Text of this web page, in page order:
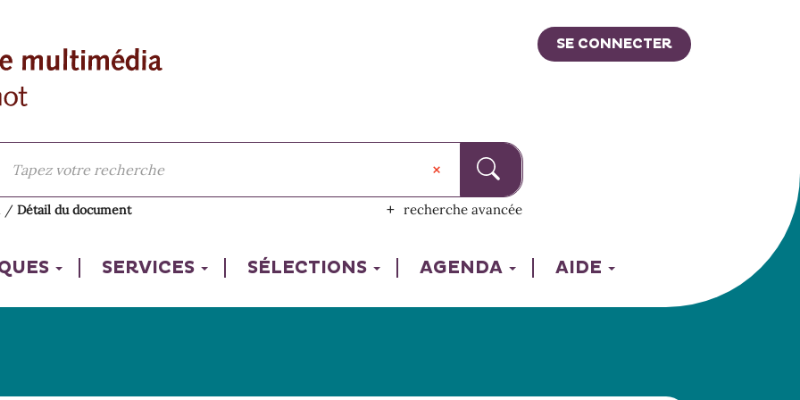
SE CONNECTER
recherche avancée
/Détail du document
SERVICES SÉLECTIONS AGENDA AIDE